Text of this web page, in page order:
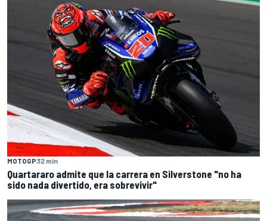
MOTOGP32 min
Quartararo admite que la carrera en Silverstone "no ha
sido nada divertido, era sobrevivir"